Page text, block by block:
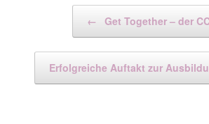
← Get Together – der
Erfolgreiche Auftakt zur